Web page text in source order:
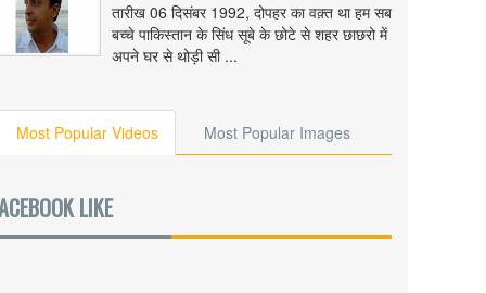
तारीख 06 दिसंबर 1992, दोपहर का वक़्त था हम सब
बच्चे पाकिस्तान के सिंध सूबे के छोटे से शहर छाछरो में
अपने घर से थोड़ी सी ...
Most Popular Videos Most Popular Images
LIKE